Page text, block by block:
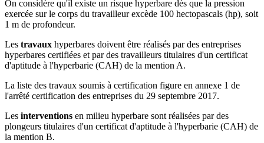
On considère qu'il existe un risque hyperbare dès que la pression
exercée sur le corps du travailleur excède 100 hectopascals (hp), soit
1 m de profondeur.
Les travaux hyperbares doivent être réalisés par des entreprises
hyperbares certifiées et par des travailleurs titulaires d'un certificat
d'aptitude à l'hyperbarie (CAH) de la mention A.
La liste des travaux soumis à certification figure en annexe 1 de
l'arrêté certification des entreprises du 29 septembre 2017.
Les interventions en milieu hyperbare sont réalisées par des
plongeurs titulaires d'un certificat d'aptitude à l'hyperbarie (CAH) de
la mention B.